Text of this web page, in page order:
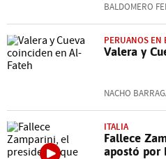
BALDOMERO
PERUANOS EN
Valera y
NACHO
ITALIA
Fallece
apostó por